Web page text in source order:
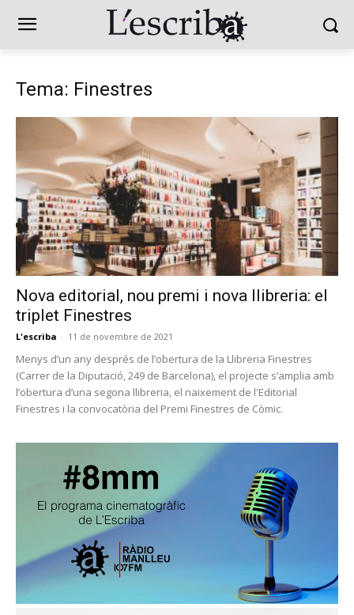
Tema: Finestres
Nova editorial, nou premi i nova llibreria: el
triplet Finestres
L'escriba - 11 de novembre de 2021
Menys d’un any després de l’obertura de la Llibreria Finestres
(Carrer de la Diputació, 249 de Barcelona), el projecte s’amplia amb
l’obertura d’una segona llibreria, el naixement de l'Editorial
Finestres i la convocatòria del Premi Finestres de Còmic.